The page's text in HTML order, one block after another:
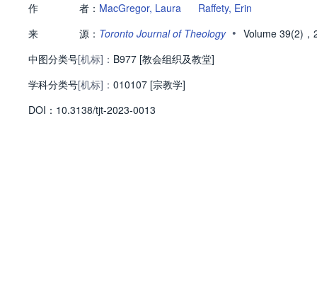
作 者： MacGregor, Laura
Raffety, Erin
来
源： Toronto Journal of Theology • Volume 39(2)
中图分类号[机标]： B977 [教会组织及教堂]
学科分类号[机标]： 010107 [宗教学]
DOI： 10.3138/tjt-2023-0013